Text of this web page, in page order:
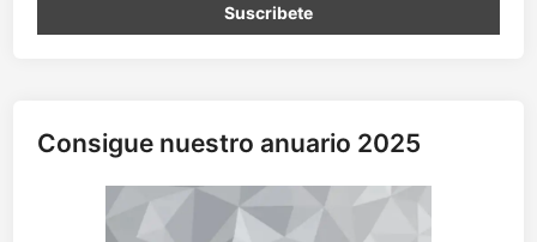
V
Consigue nuestro anuario 2025